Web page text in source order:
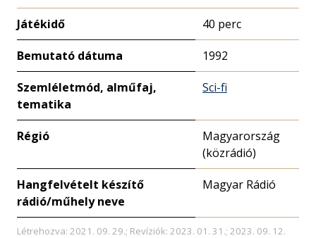
Játékidő 40 perc
Bemutató dátuma 1992
Szemléletmód, alműfaj,
tematika
Sci-fi
Régió
Magyarország
(közrádió)
Hangfelvételt készítő
rádió/műhely neve
Magyar Rádió
Létrehozva: 2021. 09. 29.; Revíziók: 2023. 01. 31.; 2023. 09. 12.